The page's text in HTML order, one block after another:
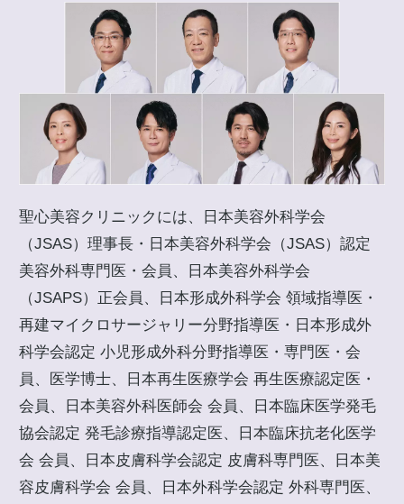
聖心美容クリニックには、日本美容外科学会
（JSAS）理事長・日本美容外科学会（JSAS）認定
美容外科専門医・会員、日本美容外科学会
（JSAPS）正会員、日本形成外科学会 領域指導医・
再建マイクロサージャリー分野指導医・日本形成外
科学会認定 小児形成外科分野指導医・専門医・会
員、医学博士、日本再生医療学会 再生医療認定医・
会員、日本美容外科医師会 会員、日本臨床医学発毛
協会認定 発毛診療指導認定医、日本臨床抗老化医学
会 会員、日本皮膚科学会認定 皮膚科専門医、日本美
容皮膚科学会 会員、日本外科学会認定 外科専門医、